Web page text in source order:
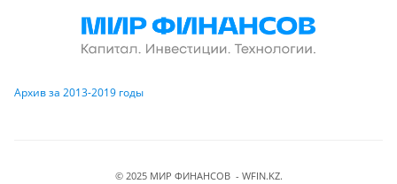
Архив за 2013-2019 годы
© 2025 МИР ФИНАНСОВ - WFIN.KZ.